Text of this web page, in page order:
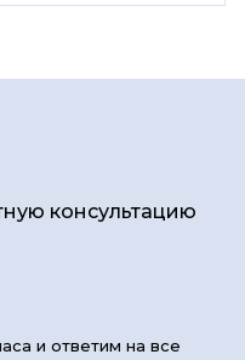
консультацию
и ответим на все